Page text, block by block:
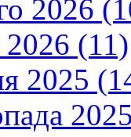
2026
2026 (11)
2025